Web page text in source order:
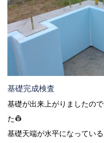
基礎完成検査
基礎が出来上がりましたの
た👷
基礎天端が水平になってい